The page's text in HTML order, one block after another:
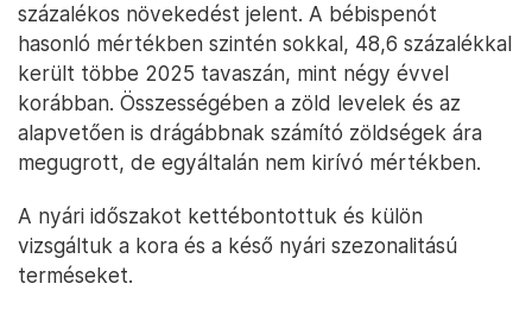
százalékos növekedést jelent. A bébispenót
hasonló mértékben szintén sokkal, 48,6 százalékkal
került többe 2025 tavaszán, mint négy évvel
korábban. Összességében a zöld levelek és az
alapvetően is drágábbnak számító zöldségek ára
megugrott, de egyáltalán nem kirívó mértékben.
A nyári időszakot kettébontottuk és külön
vizsgáltuk a kora és a késő nyári szezonalitású
terméseket.